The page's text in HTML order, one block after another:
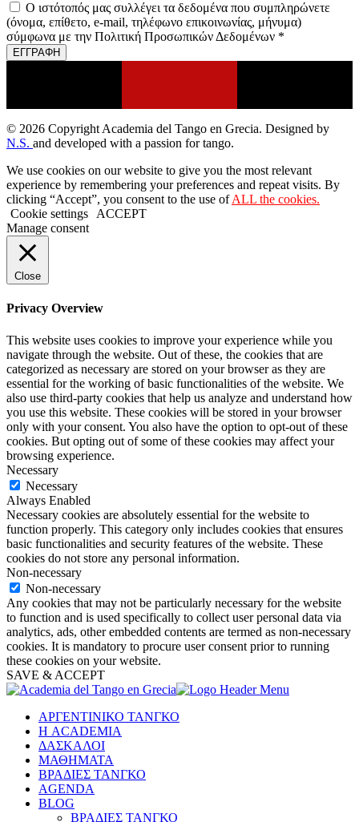
Ο ιστότοπός μας συλλέγει τα δεδομένα που συμπληρώνετε
(όνομα, επίθετο, e-mail, τηλέφωνο επικοινωνίας, μήνυμα)
σύμφωνα με την Πολιτική Προσωπικών Δεδομένων *
ΕΓΓΡΑΦΗ
© 2026 Copyright Academia del Tango en Grecia. Designed by
N.S. and developed with a passion for tango.
We use cookies on our website to give you the most relevant
experience by remembering your preferences and repeat visits. By
clicking “Accept”, you consent to the use ofALL the cookies.
Cookie settings
ACCEPT
Manage consent
Close
Privacy Overview
This website uses cookies to improve your experience while you
navigate through the website. Out of these, the cookies that are
categorized as necessary are stored on your browser as they are
essential for the working of basic functionalities of the website. We
also use third-party cookies that help us analyze and understand how
you use this website. These cookies will be stored in your browser
only with your consent. You also have the option to opt-out of these
cookies. But opting out of some of these cookies may affect your
browsing experience.
Necessary
Necessary
Always Enabled
Necessary cookies are absolutely essential for the website to
function properly. This category only includes cookies that ensures
basic functionalities and security features of the website. These
cookies do not store any personal information.
Non-necessary
Non-necessary
Any cookies that may not be particularly necessary for the website
to function and is used specifically to collect user personal data via
analytics, ads, other embedded contents are termed as non-necessary
cookies. It is mandatory to procure user consent prior to running
these cookies on your website.
SAVE & ACCEPT
ΑΡΓΕΝΤΙΝΙΚΟ ΤΑΝΓΚΟ
Η ACADEMIA
ΔΑΣΚΑΛΟΙ
ΜΑΘΗΜΑΤΑ
ΒΡΑΔΙΕΣ ΤΑΝΓΚΟ
AGENDA
BLOG
ΒΡΑΔΙΕΣ ΤΑΝΓΚΟ